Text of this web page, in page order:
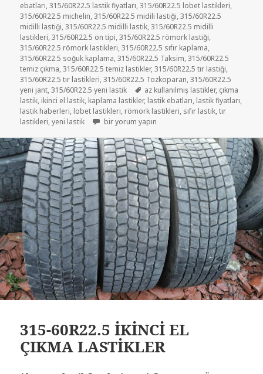
ebatları,315/60R22.5 lastik fiyatları,315/60R22.5 lobet lastikleri,
315/60R22.5 michelin,315/60R22.5 midili lastiği,315/60R22.5
midilli lastiği,315/60R22.5 midilli lastik,315/60R22.5 midilli
lastikleri,315/60R22.5 ön tipi,315/60R22.5 römork lastiği,
315/60R22.5 römork lastikleri,315/60R22.5 sıfır kaplama,
315/60R22.5 soğuk kaplama,315/60R22.5 Taksim,315/60R22.5
temiz çıkma,315/60R22.5 temiz lastikler,315/60R22.5 tır lastiği,
315/60R22.5 tır lastikleri,315/60R22.5 Tozkoparan,315/60R22.5
yeni jant,315/60R22.5 yeni lastik Etiketler
az kullanılmış lastikler, çıkma
lastik, ikinci el lastik, kaplama lastikler, lastik ebatları, lastik fiyatları,
lastik haberleri, lobet lastikleri, römork lastikleri, sıfır lastik,tır
lastikleri,yeni lastik 315-60-22.5 DİŞLİ TIR LASTİKLER için
bir yorum yapın
315-60R22.5 İKİNCİ EL
ÇIKMA LASTİKLER